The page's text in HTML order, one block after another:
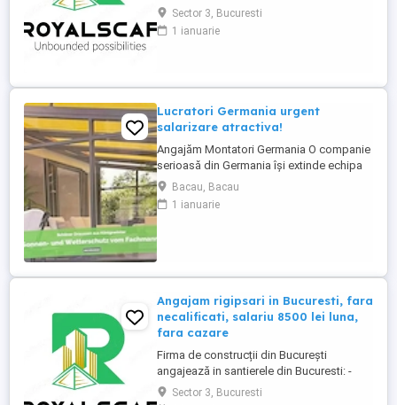
RIGIPSAR si montator casetat Se ofera: -
angajare cu carte de munca - salariu de la
8500 lei luna în funcție de experienta, cu
intre salarii; - ...
Sector 3, Bucuresti
1 ianuarie
Lucratori Germania urgent
salarizare atractiva!
Angajăm Montatori Germania O companie
serioasă din Germania își extinde echipa
și caută minimum 2, ideal 4 montatori
pentru montajul de: acoperișuri pentru
terase; sisteme din aluminiu; sisteme
Bacau, Bacau
1 ianuarie
Angajam rigipsari in Bucuresti, fara
necalificati, salariu 8500 lei luna,
fara cazare
Firma de construcții din București
angajează in santierele din Bucuresti: -
RIGIPSAR si montator casetat Se ofera: -
Sector 3, Bucuresti